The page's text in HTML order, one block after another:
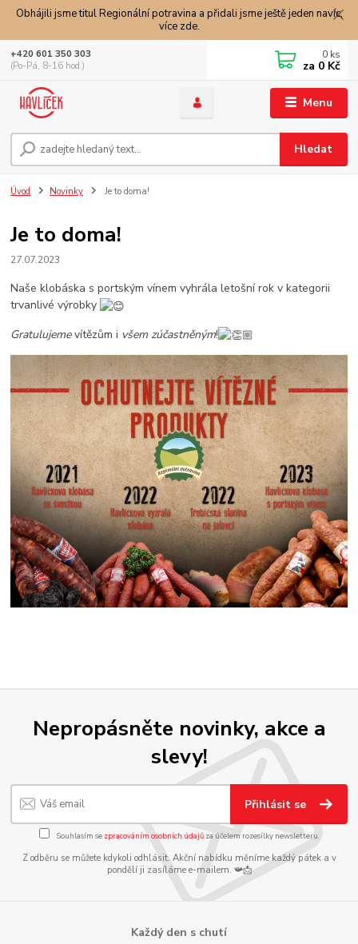
Obhájili jsme titul Regionální potravina a přidali jsme ještě jeden navíc,
více zde.
Menu
Hledat
+420 601 350 303
(Po-Pá, 8-16 hod.)
0 ks
za 0 Kč
Úvod Novinky Je to doma!
Je to doma!
27.07.2023
Naše klobáska s portským vínem vyhrála letošní rok v kategorii
trvanlivé výrobky
Gratulujemevítězům i všem zúčastněným!
Nepropásněte novinky, akce a
slevy!
Přihlásit se
Souhlasím se zpracováním osobních údajůza účelem rozesílky newsletteru.
Z odběru se můžete kdykoli odhlásit. Akční nabídku měníme každý pátek a v
pondělí ji zasíláme e-mailem. 📯📩
Každý den s chutí